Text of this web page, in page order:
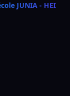
JUNIA - HEI